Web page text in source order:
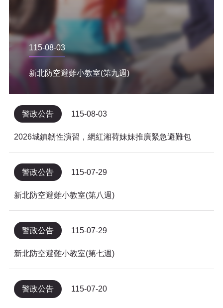
115-08-03
新北防空避難小教室(第九週)
警政公告 115-08-03
2026城鎮韌性演習，網紅湘荷妹妹推廣緊急避難包
警政公告 115-07-29
新北防空避難小教室(第八週)
警政公告 115-07-29
新北防空避難小教室(第七週)
警政公告 115-07-20